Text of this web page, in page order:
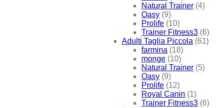
Natural Trainer (4)
Oasy (9)
Prolife (10)
Trainer Fitness3 (6)
Adulti Taglia Piccola (61)
farmina (18)
monge (10)
Natural Trainer (5)
Oasy (9)
Prolife (12)
Royal Canin (1)
Trainer Fitness3 (6)